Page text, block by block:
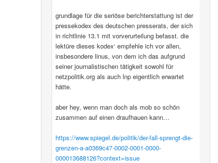
grundlage für die seriöse berichterstattung ist der
pressekodex des deutschen presserats, der sich
in richtlinie 13.1 mit vorverurteilung befasst. die
lektüre dieses kodex‘ empfehle ich vor allen,
insbesondere linus, von dem ich das aufgrund
seiner journalistischen tätigkeit sowohl für
netzpolitik.org als auch lnp eigentlich erwartet
hätte.
aber hey, wenn man doch als mob so schön
zusammen auf einen draufhauen kann…
https://www.spiegel.de/politik/der-fall-sprengt-die-
grenzen-a-a0369c47-0002-0001-0000-
000013688126?context=issue